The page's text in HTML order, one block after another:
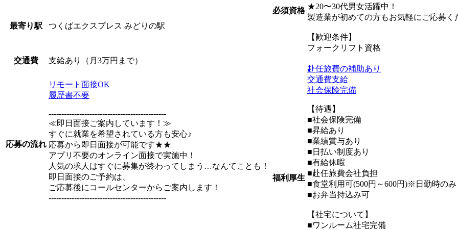
最寄り駅 つくばエクスプレス みどりの駅
交通費 支給あり（月3万円まで）
応募の流れ
リモート面接OK
履歴書不要
----------------------------------------------
≪即日面接ご案内しています！≫
すぐに就業を希望されている方も安心♪
応募から即日面接が可能です★★
アプリ不要のオンライン面接で実施中！
人気の求人はすぐに募集が終わってしまう…なんてことも！
即日面接のご予約は、
ご応募後にコールセンターからご案内します！
----------------------------------------------
必須資格 ★20〜30代男女活躍中！
製造業が初めての方もお気軽にご応募
【歓迎条件】
フォークリフト資格
福利厚生
赴任旅費の補助あり
交通費支給
社会保険完備
【待遇】
■社会保険完備
■昇給あり
■業績賞与あり
■日払い制度あり
■有給休暇
■赴任旅費会社負担
■食堂利用可(500円～600円)※日勤時のみ
■お弁当持込み可
【社宅について】
■ワンルーム社宅完備